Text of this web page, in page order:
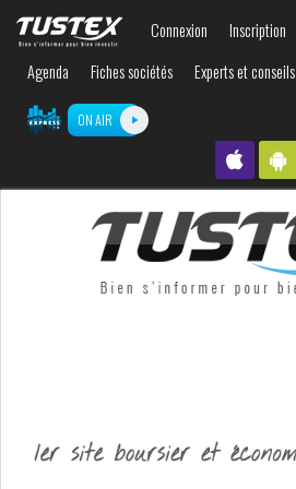
contenu
Connexion Inscription
Agenda
Fiches sociétés Experts et conseils
ON AIR